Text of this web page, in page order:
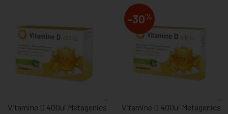
Vitamine D 400ui Metagenics
-30%
Vitamine D 400ui Metagenics